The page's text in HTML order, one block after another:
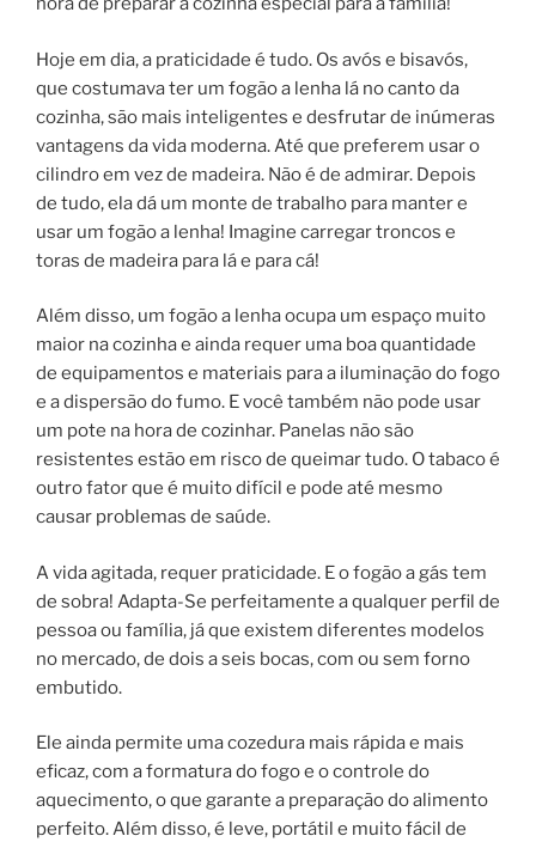
Hoje em dia, a praticidade é tudo. Os avós e bisavós,
que costumava ter um fogão a lenha lá no canto da
cozinha, são mais inteligentes e desfrutar de inúmeras
vantagens da vida moderna. Até que preferem usar o
cilindro em vez de madeira. Não é de admirar. Depois
de tudo, ela dá um monte de trabalho para manter e
usar um fogão a lenha! Imagine carregar troncos e
toras de madeira para lá e para cá!
Além disso, um fogão a lenha ocupa um espaço muito
maior na cozinha e ainda requer uma boa quantidade
de equipamentos e materiais para a iluminação do fogo
e a dispersão do fumo. E você também não pode usar
um pote na hora de cozinhar. Panelas não são
resistentes estão em risco de queimar tudo. O tabaco é
outro fator que é muito difícil e pode até mesmo
causar problemas de saúde.
A vida agitada, requer praticidade. E o fogão a gás tem
de sobra! Adapta-Se perfeitamente a qualquer perfil de
pessoa ou família, já que existem diferentes modelos
no mercado, de dois a seis bocas, com ou sem forno
embutido.
Ele ainda permite uma cozedura mais rápida e mais
eficaz, com a formatura do fogo e o controle do
aquecimento, o que garante a preparação do alimento
perfeito. Além disso, é leve, portátil e muito fácil de